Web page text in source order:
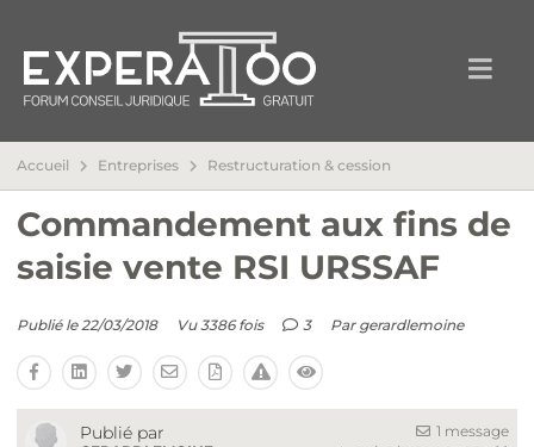
Accueil Entreprises Restructuration & cession
Commandement aux fins de
saisie vente RSI URSSAF
Publié le 22/03/2018 Vu 3386 fois 3 Par gerardlemoine
Publié par
1 message